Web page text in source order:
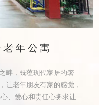
年公寓
畔，既蕴现代家居的奢
让老年朋友有家的感觉，
、爱心和责任心务求让